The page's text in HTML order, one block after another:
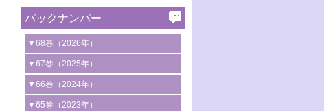
バックナンバー
▼68巻（2026年）
1号 過酸化水素合成に関する研究動向
2号 コンピューター技術により加速する
触媒開発
▼67巻（2025年）
1号 CO
水素化によるグリーン燃料/グリ
ーンケミカル製造
▼66巻（2024年）
1号 低次元ナノ構造を有する触媒材料
▼65巻（2023年）